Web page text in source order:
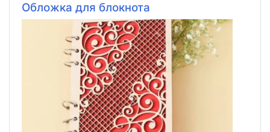
Обложка для блокнота